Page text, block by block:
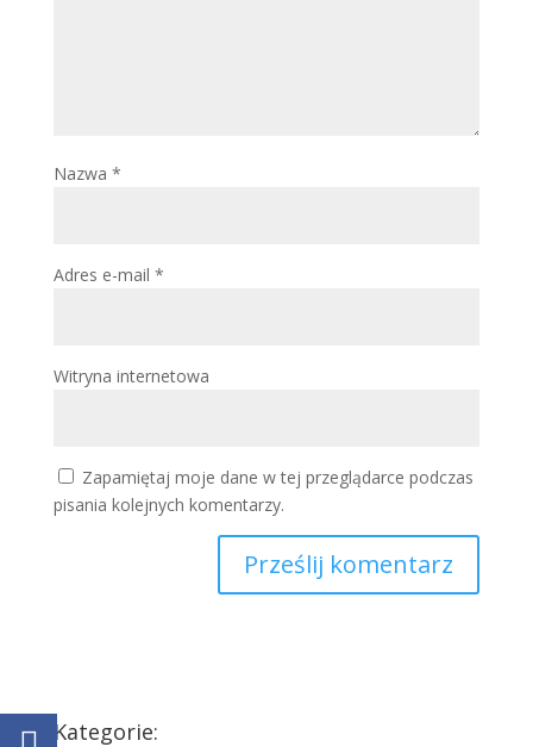
Nazwa *
Adres e-mail *
Witryna internetowa
Zapamiętaj moje dane w tej przeglądarce podczas
pisania kolejnych komentarzy.
Kategorie: